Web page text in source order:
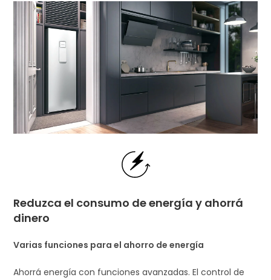
Reduzca el consumo de energía y ahorrá
dinero
Varias funciones para el ahorro de energía
Ahorrá energía con funciones avanzadas. El control de